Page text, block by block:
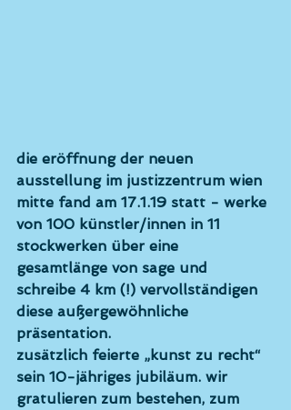
die eröffnung der neuen
ausstellung im justizzentrum wien
mitte fand am 17.1.19 statt - werke
von 100 künstler/innen in 11
stockwerken über eine
gesamtlänge von sage und
schreibe 4 km (!) vervollständigen
diese außergewöhnliche
präsentation.
zusätzlich feierte „kunst zu recht“
sein 10-jähriges jubiläum. wir
gratulieren zum bestehen, zum